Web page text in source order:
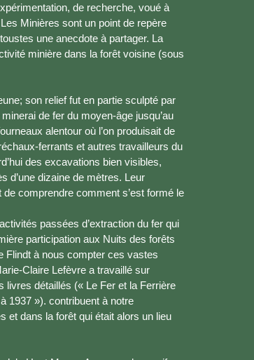
de recherche, voué à
Minières sont un point de repère
une anecdote à partager. La
minière dans la forêt voisine (sous
son relief fut en partie sculpté par
de fer du moyen-âge jusqu’au
alentour où l’on produisait de
ferrants et autres travailleurs du
des excavations bien visibles,
d’une dizaine de mètres. Leur
comprendre comment s’est formé le
passées d’extraction du fer qui
participation aux Nuits des forêts
Flindt à nous compter ces vastes
Claire Lefèvre a travaillé sur
livres détaillés (« Le Fer et la Ferrière
1937 »). contribuent à notre
et dans la forêt qui était alors un lieu